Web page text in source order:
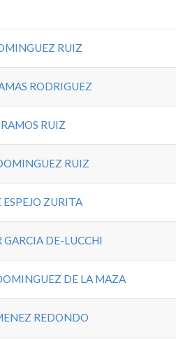
RUIZ
RODRIGUEZ
RUIZ
RUIZ
ESPEJO ZURITA
GARCIA DE-LUCCHI
DE LA MAZA
REDONDO